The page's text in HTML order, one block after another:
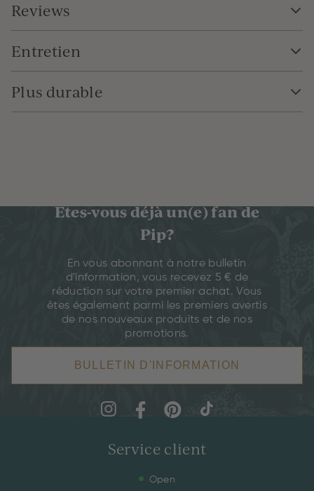
Reviews
Entretien
Plus durable
Êtes-vous déjà un(e) fan de
Pip?
En vous abonnant à notre bulletin
d'information, vous recevez 5 € de
réduction sur votre premier achat. Vous
êtes également parmi les premiers avertis
de nos nouveaux produits et de nos
promotions.
BULLETIN D'INFORMATION
Service client
Open